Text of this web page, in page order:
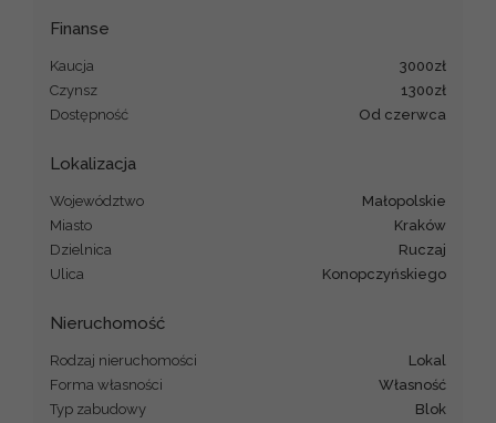
Finanse
Kaucja
3000zł
Czynsz
1300zł
Dostępność
Od czerwca
Lokalizacja
Województwo
małopolskie
Miasto
Kraków
Dzielnica
Ruczaj
Ulica
Konopczyńskiego
Nieruchomość
Rodzaj nieruchomości
lokal
Forma własności
Własność
Typ zabudowy
blok